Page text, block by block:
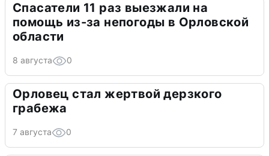
Спасатели 11 раз выезжали на
помощь из-за непогоды в Орловской
области
8 августа 0
Орловец стал жертвой дерзкого
грабежа
7 августа 0